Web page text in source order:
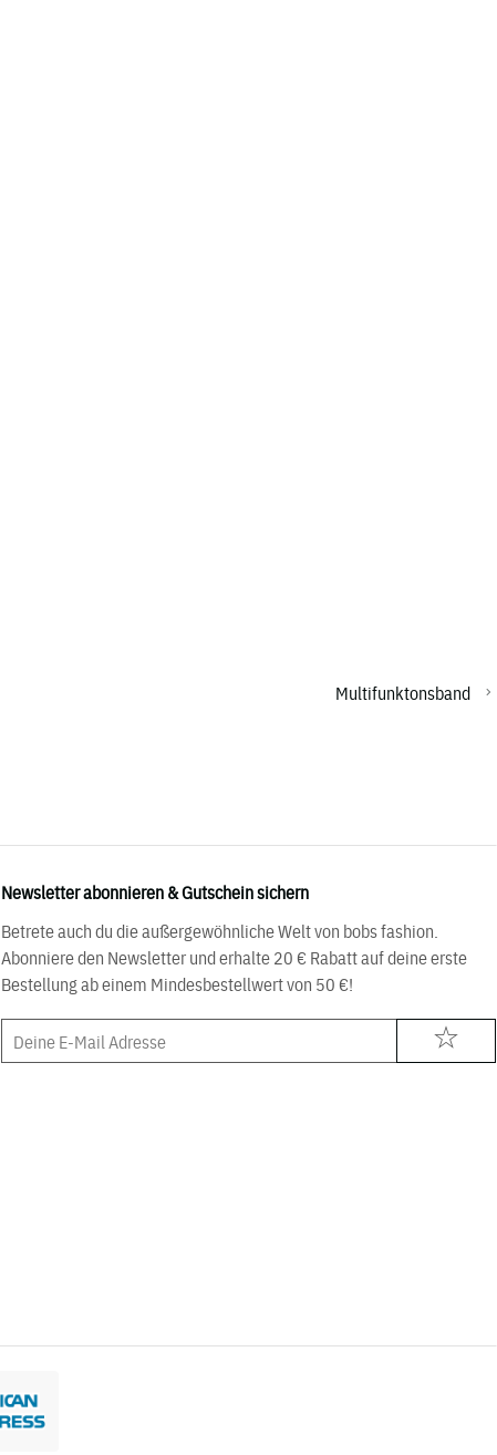
Multifunktonsband
Newsletter abonnieren & Gutschein sichern
Betrete auch du die außergewöhnliche Welt von bobs fashion.
Abonniere den Newsletter und erhalte 20 € Rabatt auf deine erste
Bestellung ab einem Mindesbestellwert von 50 €!